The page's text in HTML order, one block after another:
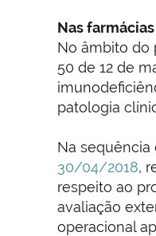
Nas
No âmbito do
50 de 12 de
patologia
Na sequência
30/04/2018,
respeito ao
avaliação
operacional